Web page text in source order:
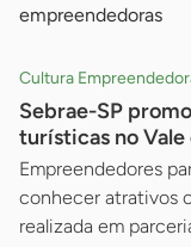
empreendedoras
Cultura
Sebrae-SP
turísticas no Vale
Empreendedores
conhecer atrativos
realizada em